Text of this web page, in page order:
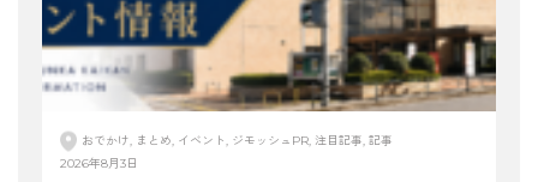
おでかけ, まとめ, イベント, ジモッシュPR, 注目記事, 記事
2026年8月3日